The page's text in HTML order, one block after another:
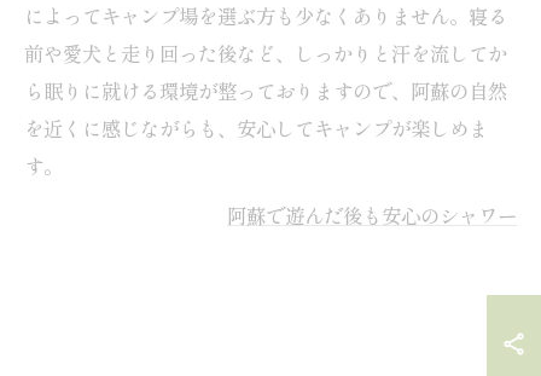
によってキャンプ場を選ぶ方も少なくありません。寝る
前や愛犬と走り回った後など、しっかりと汗を流してか
ら眠りに就ける環境が整っておりますので、阿蘇の自然
を近くに感じながらも、安心してキャンプが楽しめま
す。
阿蘇で遊んだ後も安心のシャワー